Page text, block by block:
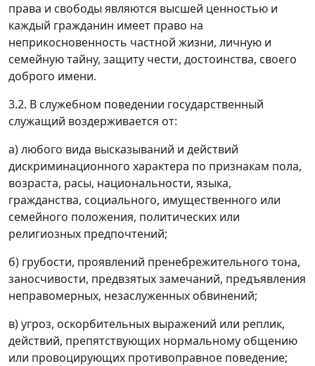
права и свободы являются высшей ценностью и
каждый гражданин имеет право на
неприкосновенность частной жизни, личную и
семейную тайну, защиту чести, достоинства, своего
доброго имени.
3.2. В служебном поведении государственный
служащий воздерживается от:
а) любого вида высказываний и действий
дискриминационного характера по признакам пола,
возраста, расы, национальности, языка,
гражданства, социального, имущественного или
семейного положения, политических или
религиозных предпочтений;
б) грубости, проявлений пренебрежительного тона,
заносчивости, предвзятых замечаний, предъявления
неправомерных, незаслуженных обвинений;
в) угроз, оскорбительных выражений или реплик,
действий, препятствующих нормальному общению
или провоцирующих противоправное поведение;